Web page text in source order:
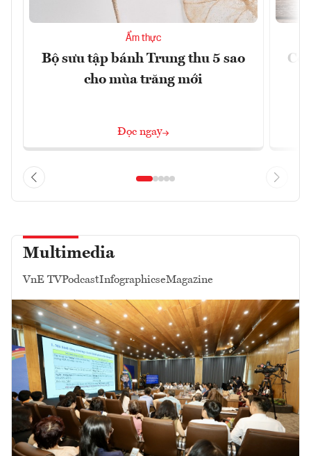
Ẩm thực
Bộ sưu tập bánh Trung thu 5 sao
cho mùa trăng mới
Đọc ngay
Multimedia
VnE TVPodcastInfographicseMagazine